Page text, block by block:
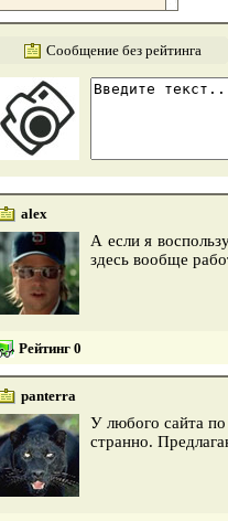
Сообщение без рейтинга
alex
А если я
здесь вообще
Рейтинг 0
panterra
У любого сайта по
странно.